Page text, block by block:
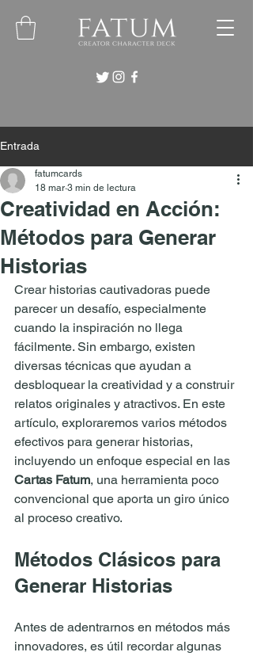
Entrada
Creatividad en Acción:
Métodos para Generar
Historias
fatumcards
18 mar 3 min de lectura
Crear historias cautivadoras puede
parecer un desafío, especialmente
cuando la inspiración no llega
fácilmente. Sin embargo, existen
diversas técnicas que ayudan a
desbloquear la creatividad y a construir
relatos originales y atractivos. En este
artículo, exploraremos varios métodos
efectivos para generar historias,
incluyendo un enfoque especial en las
Cartas Fatum, una herramienta poco
convencional que aporta un giro único
al proceso creativo.
Métodos Clásicos para
Generar Historias
Antes de adentrarnos en métodos más
innovadores, es útil recordar algunas